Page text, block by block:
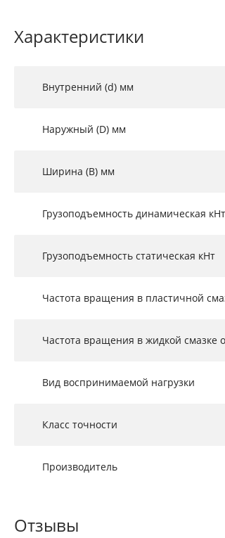
Характеристики
Внутренний (d) мм
Наружный (D) мм
Ширина (B) мм
Грузоподъемность динамическая кНт
Грузоподъемность статическая кНт
Частота вращения в пластичной
Частота вращения в жидкой смазке
Вид воспринимаемой нагрузки
Класс точности
Производитель
Отзывы